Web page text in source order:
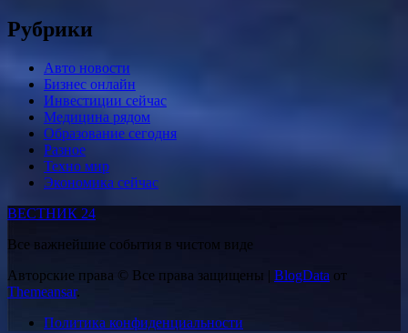
Рубрики
Авто новости
Бизнес онлайн
Инвестиции сейчас
Медицина рядом
Образование сегодня
Разное
Техно мир
Экономика сейчас
ВЕСТНИК 24
Все важнейшие события в чистом виде
Авторские права © Все права защищены | BlogData от
Themeansar.
Политика конфиденциальности